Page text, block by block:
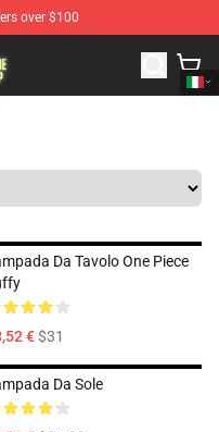
over $100
Store of Anime Lamp
Da Tavolo One Piece
€$31
Da Sole